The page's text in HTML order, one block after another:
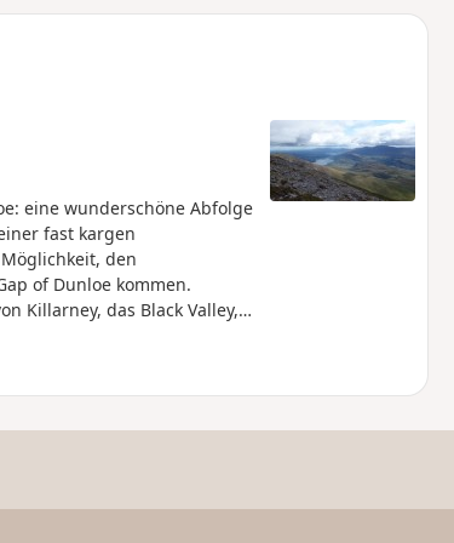
eine wunderschöne Abfolge
fast kargen
den
of Dunloe kommen.
Killarney, das Black Valley,
werden.